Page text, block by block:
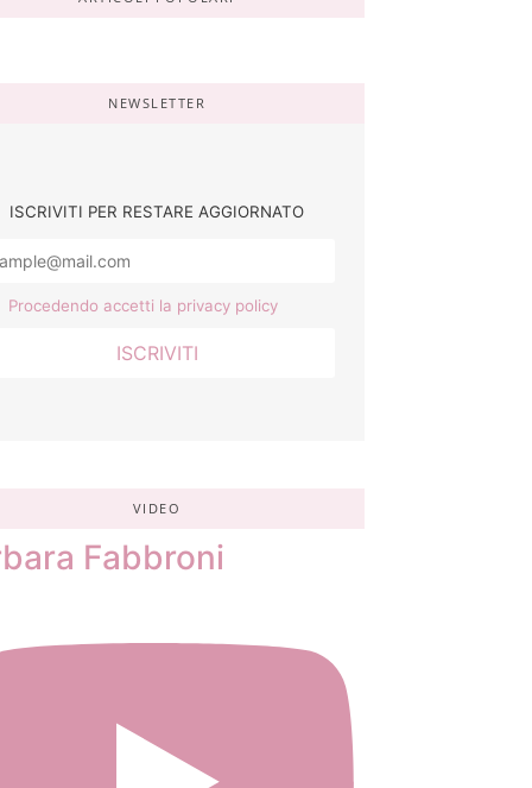
NEWSLETTER
ISCRIVITI PER RESTARE AGGIORNATO
Procedendo accetti la privacy policy
VIDEO
Fabbroni